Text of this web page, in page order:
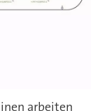
arbeiten